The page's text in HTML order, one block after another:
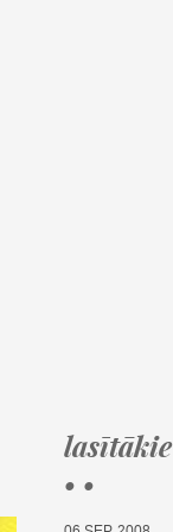
lasītākie
• •